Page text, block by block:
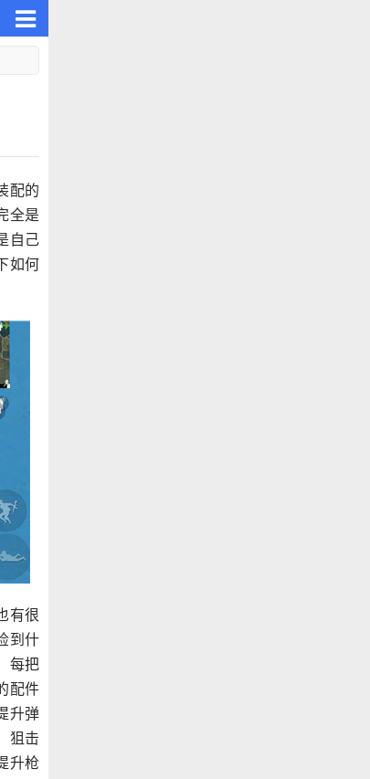
配的
全是
自己
如何
有很
到什
每把
配件
升弹
狙击
升枪